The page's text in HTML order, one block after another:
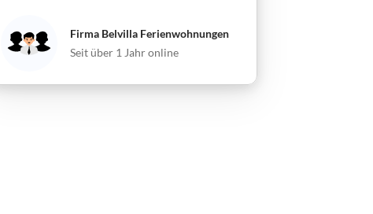
Firma Belvilla Ferienwohnungen
Seit über 1 Jahr online